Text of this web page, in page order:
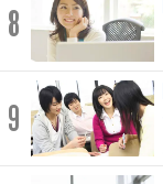
8
9